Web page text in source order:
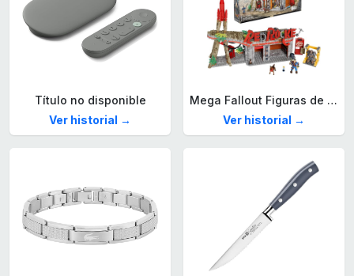
Título no disponible
Ver historial →
Mega Fallout Figuras de acción y Juguetes de construcción, Parada de Camiones Red Rocket con 824 Piezas, 2 Personajes articulados y Accesorios, para coleccionistas, HXT00
Ver historial →